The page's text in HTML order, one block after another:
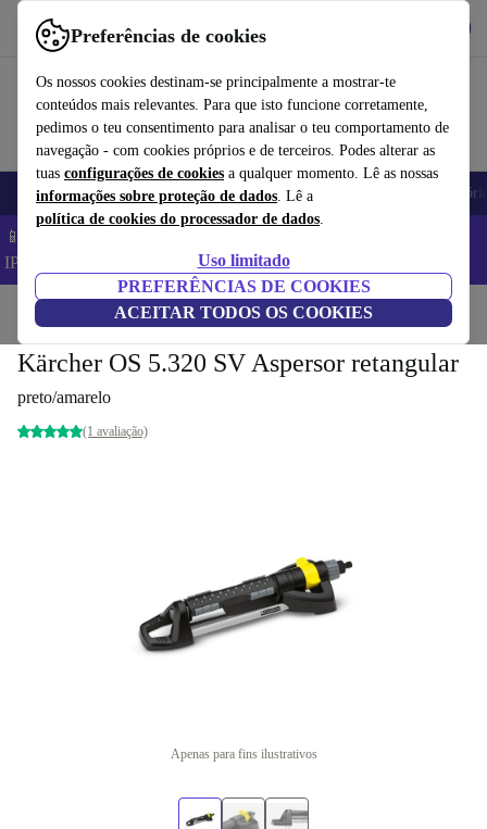
Preferências de cookies
Os nossos cookies destinam-se principalmente a mostrar-te
conteúdos mais relevantes. Para que isto funcione corretamente,
pedimos o teu consentimento para analisar o teu comportamento de
navegação - com cookies próprios e de terceiros. Podes alterar as
tuas configurações de cookies a qualquer momento. Lê as nossas
informações sobre proteção de dados. Lê a
política de cookies do processador de dados.
Uso limitado
PREFERÊNCIAS DE COOKIES
ACEITAR TODOS OS COOKIES
Use o refurbed de forma rápida e fácil
Telemóveis Computadores Portáteis Tablets
📱 Poupa 5% EXTRA em todos os iPhones – Código:
IPHONEDEAL –
Início Jardim Ferramentas de jardim
Kärcher OS 5.320 SV Aspersor retangular
preto/amarelo
(1 avaliação)
Apenas para fins ilustrativos